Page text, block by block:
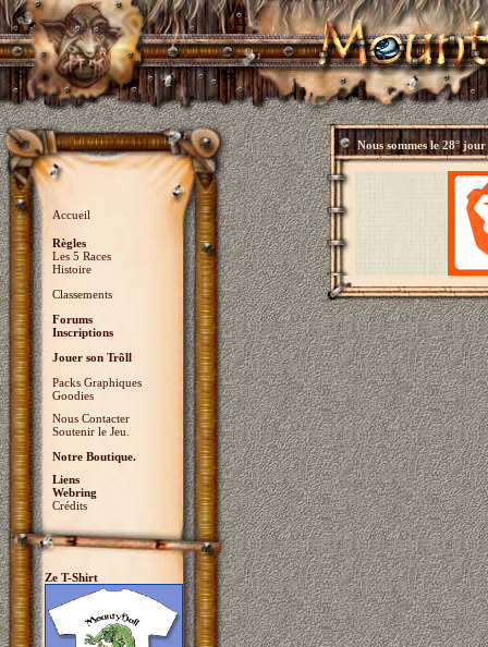
Accueil
Règles
Les 5 Races
Histoire
Classements
Forums
Inscriptions
Jouer son Trõll
Packs Graphiques
Goodies
Nous Contacter
Soutenir le Jeu.
Notre Boutique.
Liens
Webring
Crédits
Ze T-Shirt
Nous sommes le28° jour